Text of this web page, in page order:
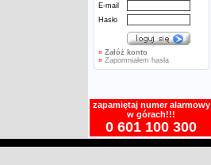
E-mail
Hasło
» Załóż konto
»Zapomniałem hasła
zapamiętaj numer alarmowy
w górach!!!
0 601 100 300